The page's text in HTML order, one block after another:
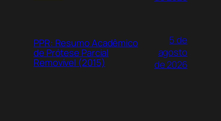
PPR: Resumo Acadêmico
de Prótese Parcial
Removível (2015)
5 de
agosto
de 2026